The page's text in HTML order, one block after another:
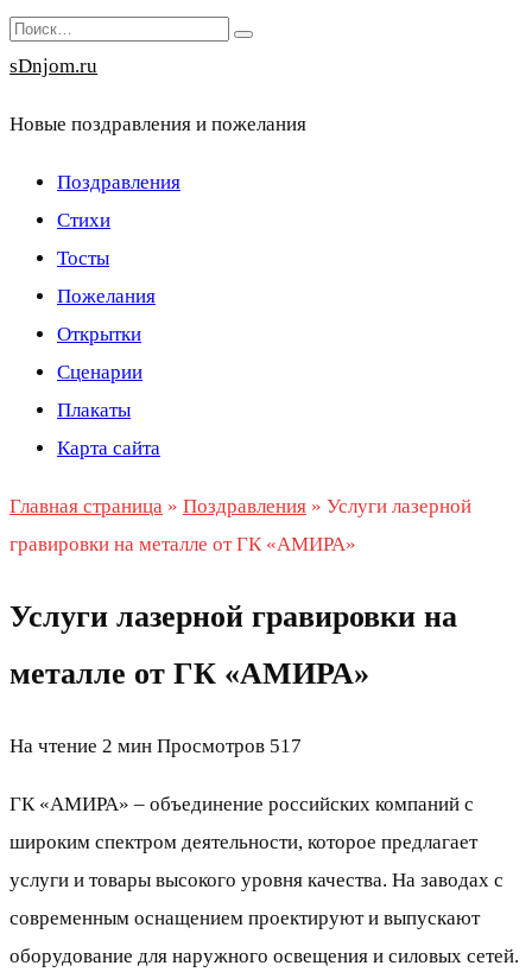
Перейти
к
Search
for:
sDnjom.ru
Новые поздравления и пожелания
Поздравления
Стихи
Тосты
Пожелания
Открытки
Сценарии
Плакаты
Карта сайта
Главная страница » Поздравления » Услуги лазерной
гравировки на металле от ГК «АМИРА»
Услуги лазерной гравировки на
металле от ГК «АМИРА»
На чтение 2 мин Просмотров 517
ГК «АМИРА» – объединение российских компаний с
широким спектром деятельности, которое предлагает
услуги и товары высокого уровня качества. На заводах с
современным оснащением проектируют и выпускают
оборудование для наружного освещения и силовых сетей.